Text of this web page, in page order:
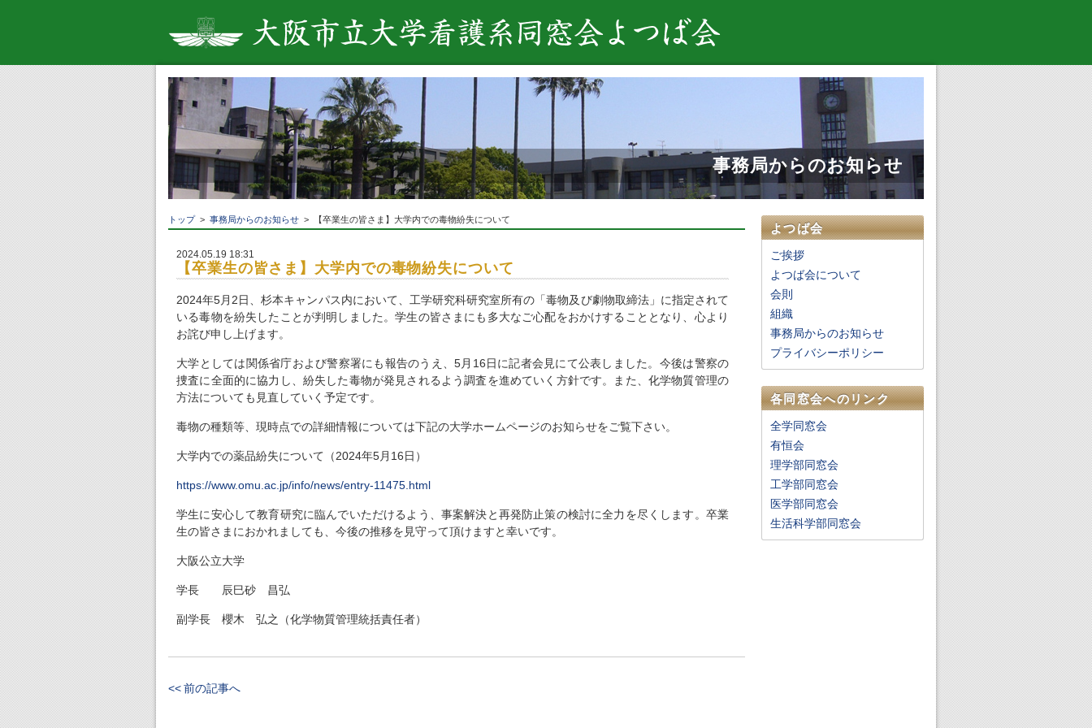
事務局からのお知らせ
トップ> 事務局からのお知らせ > 【卒業生の皆さま】大学内での毒物紛失について
2024.05.19 18:31
【卒業生の皆さま】大学内での毒物紛失について
2024年5月 2日、杉本キャンパス内において、工学研究科研究室所有の「毒物及び劇物取締法」に指定されて
いる毒物を紛失したことが判明しました。学生の皆さまにも多大なご心配をおかけすることとなり、心より
お詫び申し上げます。
大学としては関係省庁および警察署にも報告のうえ、5月 16日に記者会見にて公表しました。今後は警察の
捜査に全面的に協力し、紛失した毒物が発見されるよう調査を進めていく方針です。また、化学物質管理の
方法についても見直していく予定です。
毒物の種類等、現時点での詳細情報については下記の大学ホームページのお知らせをご覧下さい。
大学内での薬品紛失について（2024年5月 16日）
https://www.omu.ac.jp/info/news/entry-11475.html
学生に安心して教育研究に臨んでいただけるよう、事案解決と再発防止策の検討に全力を尽くします。卒業
生の皆さまにおかれましても、今後の推移を見守って頂けますと幸いです。
大阪公立大学
学長 辰巳砂 昌弘
副学長 櫻木 弘之（化学物質管理統括責任者）
<< 前の記事へ
よつば会
ご挨拶
よつば会について
会則
組織
事務局からのお知らせ
プライバシーポリシー
各同窓会へのリンク
全学同窓会
有恒会
理学部同窓会
工学部同窓会
医学部同窓会
生活科学部同窓会